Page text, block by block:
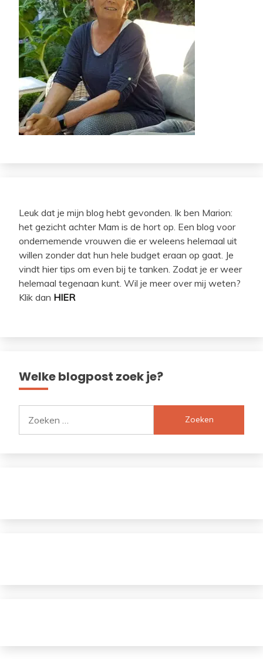
Leuk dat je mijn blog hebt gevonden. Ik ben Marion:
het gezicht achter Mam is de hort op. Een blog voor
ondernemende vrouwen die er weleens helemaal uit
willen zonder dat hun hele budget eraan op gaat. Je
vindt hier tips om even bij te tanken. Zodat je er weer
helemaal tegenaan kunt. Wil je meer over mij weten?
Klik dan HIER
Welke blogpost zoek je?
naar: